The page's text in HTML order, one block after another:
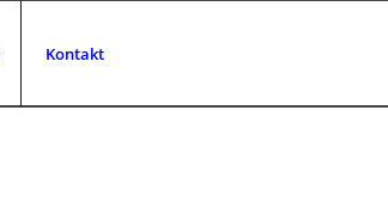
Kontakt